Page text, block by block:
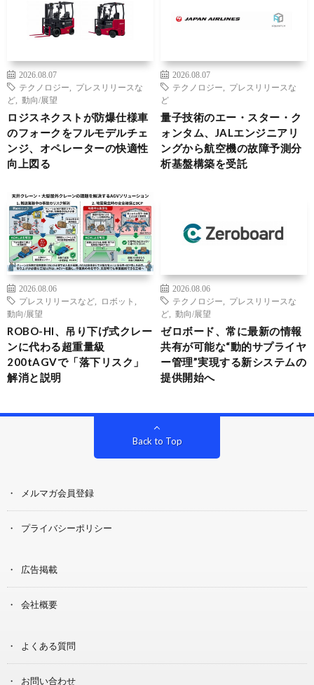
2026.08.07
テクノロジー
プレスリリースな
ど
動向/展望
ロジスネクストが防爆仕様車
のフォークをフルモデルチェ
ンジ、オペレーターの快適性
向上図る
2026.08.07
テクノロジー
プレスリリースな
ど
量子技術のエー・スター・ク
ォンタム、JALエンジニアリ
ングから航空機の故障予測分
析基盤構築を受託
2026.08.06
プレスリリースなど
ロボット
動向/展望
ROBO-HI、吊り下げ式クレー
ンに代わる超重量級
200tAGVで「落下リスク」
解消と説明
2026.08.06
テクノロジー
プレスリリースな
ど
動向/展望
ゼロボード、常に最新の情報
共有が可能な“動的サプライヤ
ー管理”実現する新システムの
提供開始へ
Back to Top
メルマガ会員登録
プライバシーポリシー
広告掲載
会社概要
よくある質問
お問い合わせ